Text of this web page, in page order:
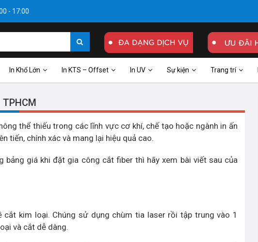
- 17:00
In Khổ Lớn In KTS – Offset In UV Sự kiện Trang trí
thể thiếu trong các lĩnh vực cơ khí, chế tạo hoặc ngành in ấn
tiến, chính xác và mang lại hiệu quả cao.
bảng giá khi đặt gia công cắt fiber thì hãy xem bài viết sau của
kim loại. Chúng sử dụng chùm tia laser rồi tập trung vào 1
và cắt dễ dàng.